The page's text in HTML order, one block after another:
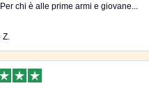
chi è alle prime armi e giovane...